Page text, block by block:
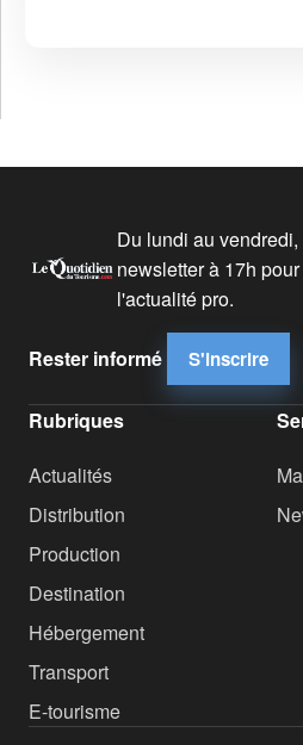
Du lundi au
newsletter à 17h
l'actualité pro.
Rester informé S'inscrire
Rubriques
Actualités
Distribution
Production
Destination
Hébergement
Transport
E-tourisme